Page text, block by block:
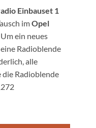
Einbauset 1
imOpel
ein neues
Radioblende
alle
Radioblende